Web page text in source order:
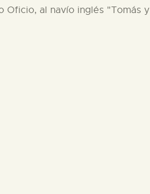
Oficio, al navío inglés "Tomás y